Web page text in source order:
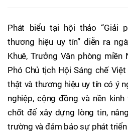
Phát biểu tại hội thảo “Giải
thương hiệu uy tín” diễn ra
Khuê, Trưởng Văn phòng miền
Phó Chủ tịch Hội Sáng chế
thật và thương hiệu uy tín có ý
nghiệp, cộng đồng và nền
chốt để xây dựng lòng tin,
trường và đảm bảo sự phát triển